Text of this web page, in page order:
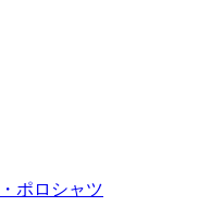
ポロシャツ